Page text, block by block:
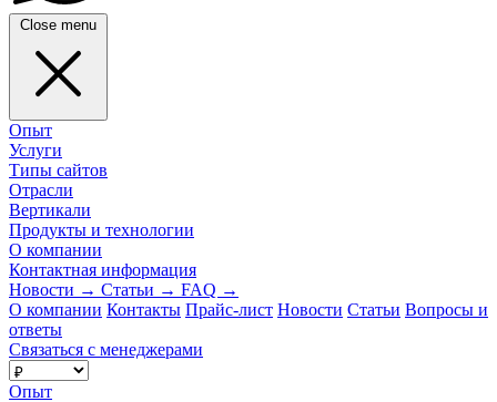
Close menu
Опыт
Услуги
Типы сайтов
Отрасли
Вертикали
Продукты и технологии
О компании
Контактная информация
Новости → Статьи → FAQ →
О компании Контакты Прайс-лист Новости Статьи Вопросы и
ответы
Связаться с менеджерами
Опыт